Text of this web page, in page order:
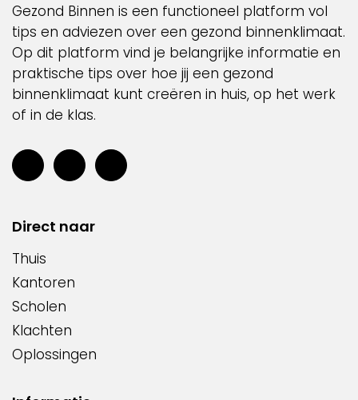
Gezond Binnen is een functioneel platform vol
tips en adviezen over een gezond binnenklimaat.
Op dit platform vind je belangrijke informatie en
praktische tips over hoe jij een gezond
binnenklimaat kunt creëren in huis, op het werk
of in de klas.
Direct naar
Thuis
Kantoren
Scholen
Klachten
Oplossingen